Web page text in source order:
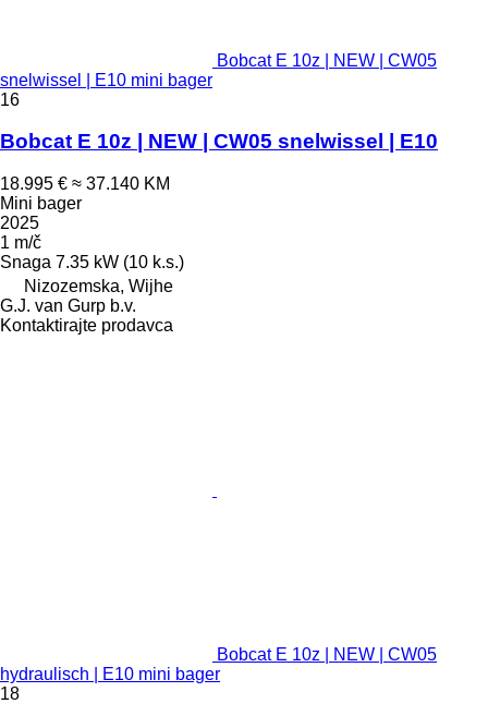
Bobcat E 10z | NEW | CW05
snelwissel | E10 mini bager
16
Bobcat E 10z | NEW | CW05 snelwissel | E10
18.995 € ≈ 37.140 KM
Mini bager
2025
1 m/č
Snaga 7.35 kW (10 k.s.)
Nizozemska, Wijhe
G.J. van Gurp b.v.
Kontaktirajte prodavca
Bobcat E 10z | NEW | CW05
hydraulisch | E10 mini bager
18